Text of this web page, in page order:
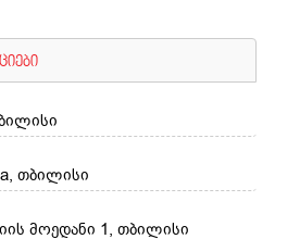
თბილისი
მოედანი 1, თბილისი